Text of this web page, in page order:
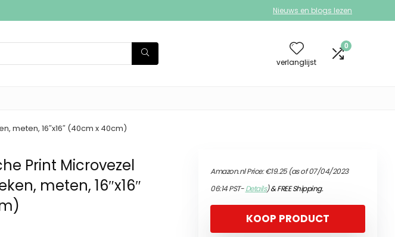
Nieuws en blogs lezen
verlanglijst
0
meten, 16″x16″ (40cm x 40cm)
Print Microvezel
meten, 16″x16″
Amazon.nl Price:€19.25(as of 07/04/2023
06:14 PST-Details)&FREE Shipping.
KOOP PRODUCT